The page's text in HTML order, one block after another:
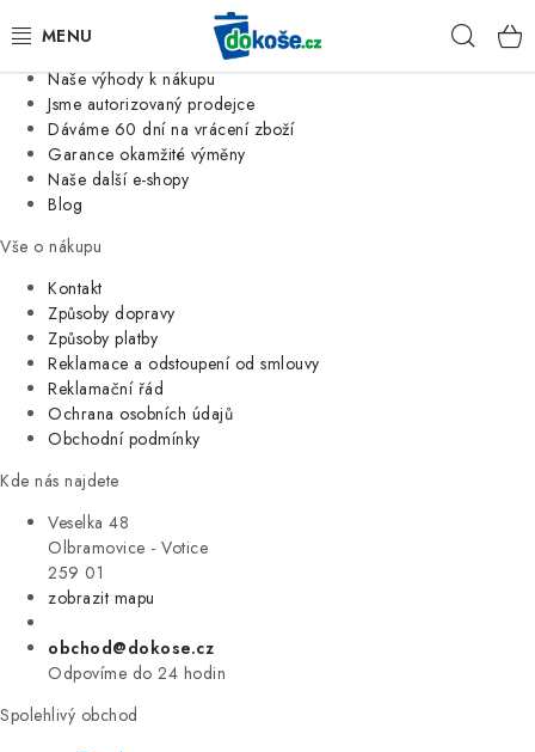
Jsme tradiční česká firma
Naše výhody k nákupu
Jsme autorizovaný prodejce
Dáváme 60 dní na vrácení zboží
Garance okamžité výměny
Naše další e-shopy
Blog
Vše o nákupu
Kontakt
Způsoby dopravy
Způsoby platby
Reklamace a odstoupení od smlouvy
Reklamační řád
Ochrana osobních údajů
Obchodní podmínky
Kde nás najdete
Veselka 48
Olbramovice - Votice
259 01
zobrazit mapu
obchod@dokose.cz
Odpovíme do 24 hodin
Spolehlivý obchod
KOŠE
SÁČKY
KUCHYNĚ
ORGANIZACE
DOMÁCNOST
ÚKLID
VÝPRODEJ
ZNAČKY
Úvod Kontakt Blog
Moje objednávka